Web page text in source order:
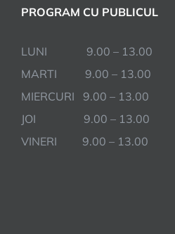
PROGRAM CU PUBLICUL
LUNI 9.00 – 13.00
MARTI 9.00 – 13.00
MIERCURI 9.00 – 13.00
JOI 9.00 – 13.00
VINERI 9.00 – 13.00